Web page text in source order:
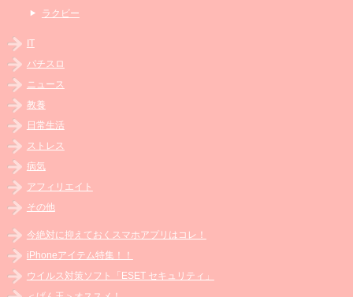
ラクビー
IT
パチスロ
ニュース
教養
日常生活
ストレス
病気
アフィリエイト
その他
今絶対に抑えておくスマホアプリはコレ！
iPhoneアイテム特集！！
ウイルス対策ソフト「ESET セキュリティ」